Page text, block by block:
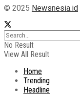
© 2025 Newsnesia.id
No Result
View All Result
Home
Trending
Headline